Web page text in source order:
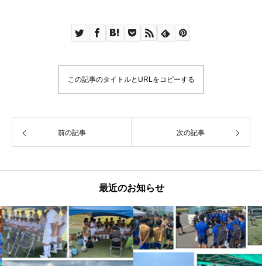
この記事のタイトルとURLをコピーする
前の記事 次の記事
最近のお知らせ